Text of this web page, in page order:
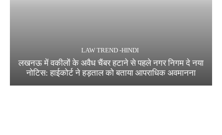
LAW TREND -HINDI
लखनऊ में वकीलों के अवैध चैंबर हटाने से पहले नगर निगम दे नया
नोटिस: हाईकोर्ट ने हड़ताल को बताया आपराधिक अवमानना